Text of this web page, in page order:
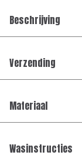
Beschrijving
Verzending
Materiaal
Wasinstructies